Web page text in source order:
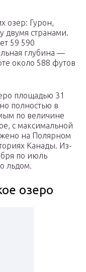
озер: Гурон,
двумя странами.
59 590
глубина —
около 588 футов
площадью 31
полностью в
по величине
с максимальной
на Полярном
Канады. Из-
по июль
льдом.
озеро